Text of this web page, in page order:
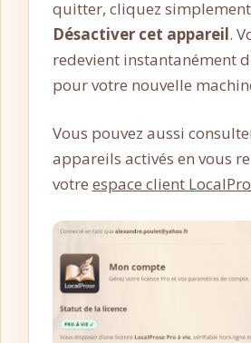
quitter, cliquez
Désactiver cet appareil.
redevient instantanément
pour votre nouvelle
Vous pouvez aussi
appareils activés en vous
votre espace client